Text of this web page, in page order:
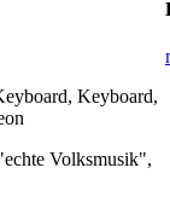
Keyboard,
Volksmusik",